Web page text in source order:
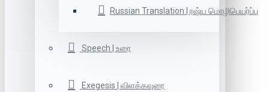
Russian Translation | ரஷ்ய மொழிபெயர்ப்பு
Speech | உரை
Exegesis | விளக்கவுரை